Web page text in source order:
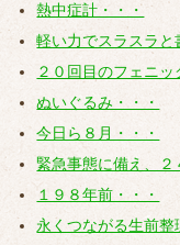
熱中症計・・・
軽い力でスラスラと
２０回目のフェニッ
ぬいぐるみ・・・
今日ら８月・・・
緊急事態に備え、２
１９８年前・・・
永くつながる生前整